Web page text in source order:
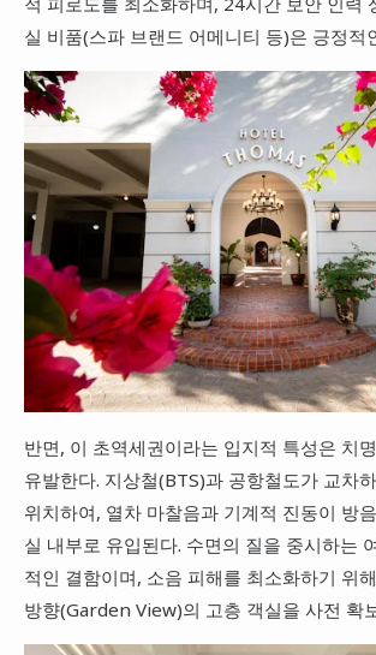
실 비품(스파 브랜드 어메니티 등)은 긍정적
반면, 이 초역세권이라는 입지적 특성은 치
유발한다. 지상철(BTS)과 공항철도가 교차
위치하여, 열차 마찰음과 기계적 진동이 방
실 내부로 유입된다. 수면의 질을 중시하는
적인 결함이며, 소음 피해를 최소화하기 위
방향(Garden View)의 고층 객실을 사전 확